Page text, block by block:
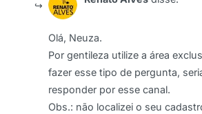
Olá, Neuza.
Por gentileza utilize a área
fazer esse tipo de pergunta,
responder por esse canal.
Obs.: não localizei o seu